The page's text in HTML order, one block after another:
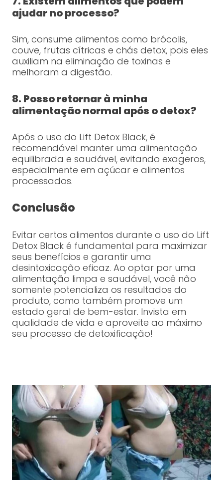
ajudar no processo?
Sim, consume alimentos como brócolis,
couve, frutas cítricas e chás detox, pois eles
auxiliam na eliminação de toxinas e
melhoram a digestão.
8. Posso retornar à minha
alimentação normal após o detox?
Após o uso do Lift Detox Black, é
recomendável manter uma alimentação
equilibrada e saudável, evitando exageros,
especialmente em açúcar e alimentos
processados.
Conclusão
Evitar certos alimentos durante o uso do Lift
Detox Black é fundamental para maximizar
seus benefícios e garantir uma
desintoxicação eficaz. Ao optar por uma
alimentação limpa e saudável, você não
somente potencializa os resultados do
produto, como também promove um
estado geral de bem-estar. Invista em
qualidade de vida e aproveite ao máximo
seu processo de detoxificação!